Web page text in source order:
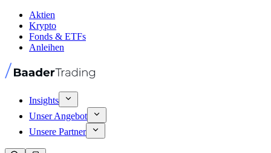
Aktien
Krypto
Fonds & ETFs
Anleihen
Insights
Unser Angebot
Unsere Partner